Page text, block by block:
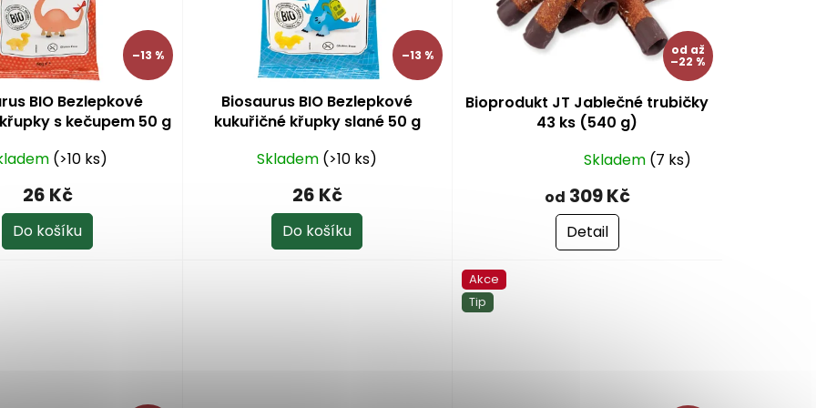
–13 %
BIO Bezlepkové
s kečupem 50 g
(>10 ks)
26 Kč
Do košíku
–13 %
Biosaurus BIO Bezlepkové
kukuřičné křupky slané 50 g
Skladem (>10 ks)
26 Kč
Do košíku
od až
–22 %
Bioprodukt JT Jablečné trubičky
43 ks (540 g)
5
hvězdiček.
Skladem (7 ks)
od 309 Kč
Detail
Akce
Tip